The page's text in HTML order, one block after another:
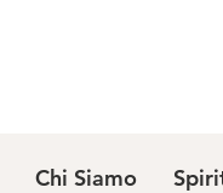
Chi Siamo